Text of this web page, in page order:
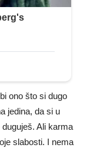
ono što si dugo
jedina, da si u
Ali karma
slabosti. I nema